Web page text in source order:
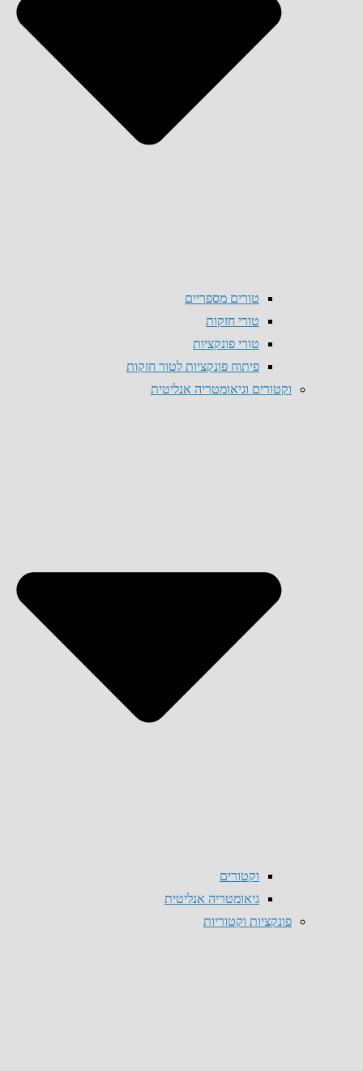
טורים מספריים
טורי חזקות
טורי פונקציות
פיתוח פונקציות לטור חזקות
וקטורים וגיאומטריה אנליטית
וקטורים
גיאומטריה אנליטית
פונקציות וקטוריות